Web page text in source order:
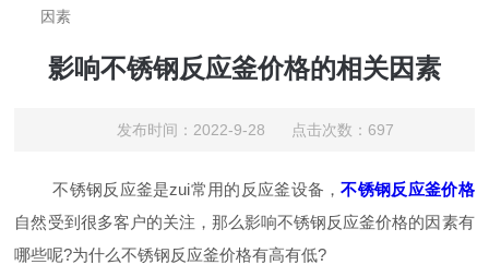
因素
影响不锈钢反应釜价格的相关因素
发布时间：2022-9-28 点击次数：697
不锈钢反应釜是zui常用的反应釜设备，不锈钢反应釜价格
自然受到很多客户的关注，那么影响不锈钢反应釜价格的因素有
哪些呢?为什么不锈钢反应釜价格有高有低?